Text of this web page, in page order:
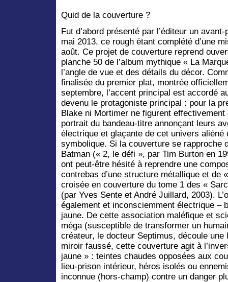
Quid de la couverture ?
Fut d’abord présenté par l’éditeur un
mai 2013, ce rough étant complété d’une
août. Ce projet de couverture reprend
planche 50 de l’album mythique « La
l’angle de vue et des détails du décor.
finalisée du premier plat, montrée
septembre, l’accent principal est accordé
devenu le protagoniste principal : pour la
Blake ni Mortimer ne figurent effectivement
portrait du bandeau-titre annonçant leurs
électrique et glaçante de cet univers aliéné
symbolique. Si la couverture se rapproche
Batman (« 2, le défi », par Tim Burton en
ont peut-être hésité à reprendre une
contrebas d’une structure métallique et de
croisée en couverture du tome 1 des «
(par Yves Sente et André Juillard, 2003).
également et inconsciemment électrique –
jaune. De cette association maléfique et
méga (susceptible de transformer un
créateur, le docteur Septimus, découle
miroir faussé, cette couverture agit à
jaune » : teintes chaudes opposées aux
lieu-prison intérieur, héros isolés ou
inconnue (hors-champ) contre un danger